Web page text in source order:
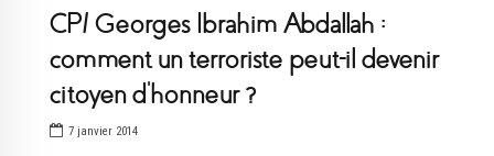
CP/ Georges Ibrahim Abdallah :
comment un terroriste peut-il devenir
citoyen d’honneur ?
7 janvier 2014